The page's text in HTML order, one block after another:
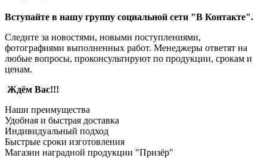
Вступайте в нашу группу социальной сети "В Контакте".
Следите за новостями, новыми поступлениями,
фотографиями выполненных работ. Менеджеры ответят на
любые вопросы, проконсультируют по продукции, срокам и
ценам.
Ждём Вас!!!
Наши преимущества
Удобная и быстрая доставка
Индивидуальный подход
Быстрые сроки изготовления
Магазин наградной продукции "Призёр"